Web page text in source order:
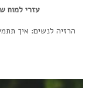
עזרי למוח
הרזיה לנשים: איך